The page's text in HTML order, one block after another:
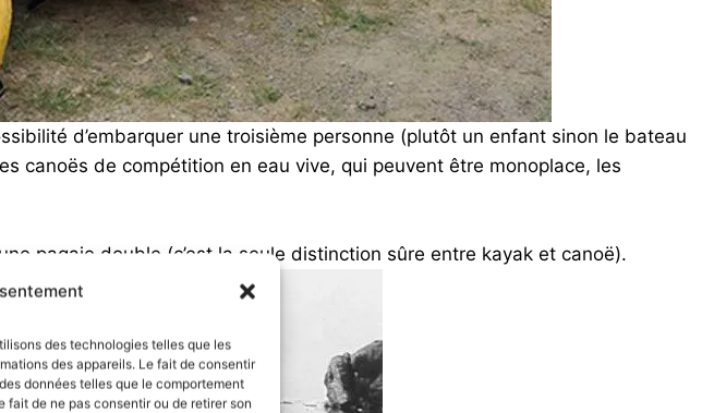
des technologies telles que les
des appareils. Le fait de consentir
données telles que le comportement
fait de ne pas consentir ou de retirer son
d’embarquer une troisième personne (plutôt un enfant sinon le bateau
canoës de compétition en eau vive, qui peuvent être monoplace, les
pagaie double (c’est la seule distinction sûre entre kayak et canoë).